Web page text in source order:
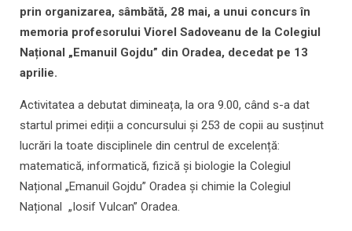
prin organizarea, sâmbătă, 28 mai, a unui concurs în
memoria profesorului Viorel Sadoveanu de la Colegiul
Național „Emanuil Gojdu” din Oradea, decedat pe 13
aprilie.
Activitatea a debutat dimineața, la ora 9.00, când s-a dat
startul primei ediții a concursului și 253 de copii au susținut
lucrări la toate disciplinele din centrul de excelență:
matematică, informatică, fizică și biologie la Colegiul
Național „Emanuil Gojdu” Oradea și chimie la Colegiul
Național „Iosif Vulcan” Oradea.